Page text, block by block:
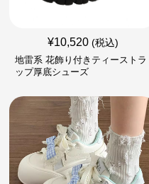
¥10,520 (税込)
地雷系 花飾り付きティーストラ
ップ厚底シューズ